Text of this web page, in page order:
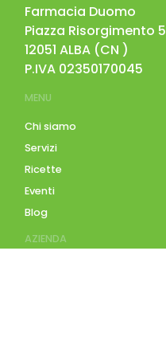
Farmacia Duomo
Piazza Risorgimento 5
12051 ALBA (CN )
P.IVA 02350170045
MENU
Chi siamo
Servizi
Ricette
Eventi
Blog
AZIENDA